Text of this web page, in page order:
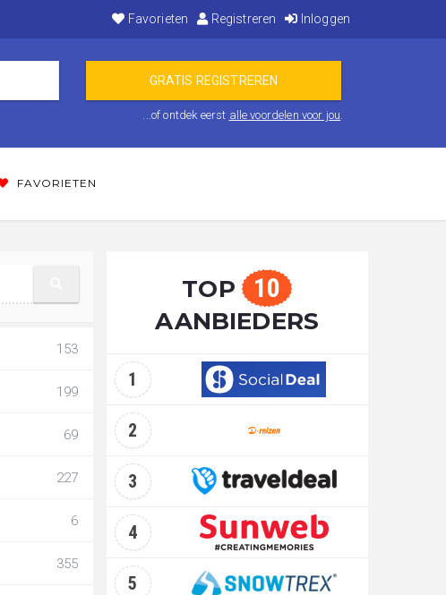
Favorieten Registreren Inloggen
...of ontdek eerst alle voordelen voor jou.
FAVORIETEN
153
199
69
227
6
355
TOP 10
AANBIEDERS
1
2
3
4
5